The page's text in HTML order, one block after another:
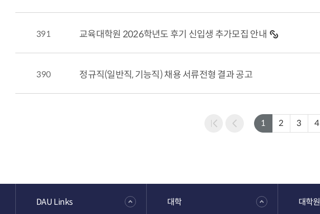
391 교육대학원 2026학년도 후기 신입생 추가모집 안내
390 정규직(일반직, 기능직) 채용 서류전형 결과 공고
1 2 3 4
DAU Links 대학 대학원